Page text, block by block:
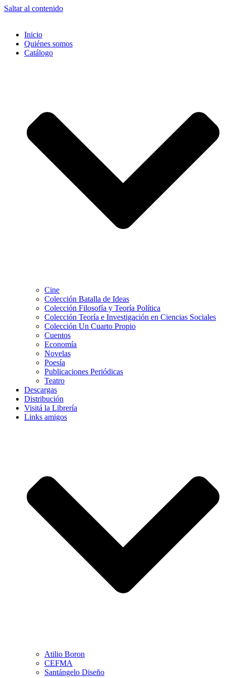
Saltar al contenido
Inicio
Quiénes somos
Catálogo
Cine
Colección Batalla de Ideas
Colección Filosofía y Teoría Política
Colección Teoría e Investigación en Ciencias Sociales
Colección Un Cuarto Propio
Cuentos
Economía
Novelas
Poesía
Publicaciones Periódicas
Teatro
Descargas
Distribución
Visitá la Librería
Links amigos
Atilio Boron
CEFMA
Santángelo Diseño